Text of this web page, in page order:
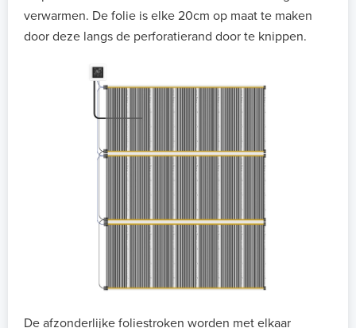
verwarmen. De folie is elke 20cm op maat te maken
door deze langs de perforatierand door te knippen.
De afzonderlijke foliestroken worden met elkaar